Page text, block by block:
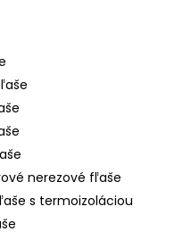
nerezové fľaše
s termoizoláciou
CHEEKI 600 ML